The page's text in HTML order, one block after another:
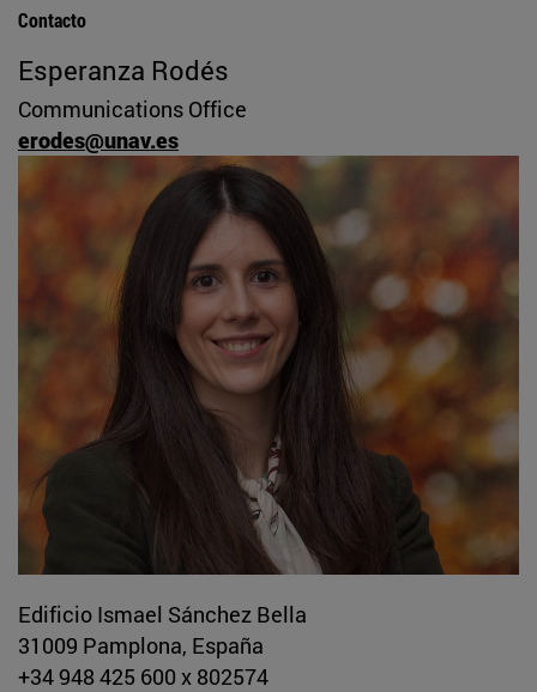
Contacto
Esperanza Rodés
Communications Office
erodes@unav.es
Edificio Ismael Sánchez Bella
31009 Pamplona, España
+34 948 425 600 x 802574